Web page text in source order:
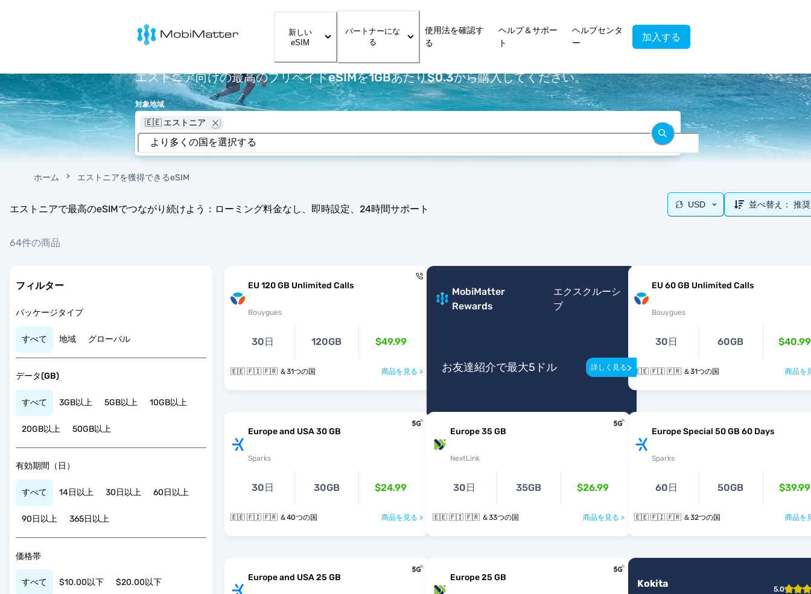
MobiMatter
新しい
eSIM
パートナーにな
る
使用法を確認す
る
ヘルプ＆サポー
ト
ヘルプセンタ
ー
加入する
エストニア向けの最高のプリペイドeSIMを1GBあたり$0.3から購入してください。
対象地域
🇪🇪 エストニア
ホーム エストニアを獲得できるeSIM
エストニアで最高のeSIMでつながり続けよう：ローミング料金なし、即時設定、24時間サポート
64件の商品
USD 並べ替え： 推奨
フィルター
パッケージタイプ
すべて 地域 グローバル
データ(GB)
すべて 3GB以上 5GB以上 10GB以上
20GB以上 50GB以上
有効期間（日）
すべて 14日以上 30日以上 60日以上
90日以上 365日以上
価格帯
すべて $10.00以下 $20.00以下
EU 120 GB Unlimited Calls
Bouygues
30日 120GB $49.99
🇪🇪 🇫🇮 🇫🇷 ＆31つの国 商品を見る >
MobiMatter
Rewards
エクスクルーシ
ブ
お友達紹介で最大5ドル 詳しく見る>
EU 60 GB Unlimited Calls
Bouygues
30日 60GB $40.99
🇪🇪 🇫🇮 🇫🇷 ＆31つの国 商品を
Europe and USA 30 GB
Sparks
30日 30GB $24.99
🇪🇪 🇫🇮 🇫🇷 ＆40つの国 商品を見る >
Europe 35 GB
NextLink
30日 35GB $26.99
🇪🇪 🇫🇮 🇫🇷 ＆33つの国 商品を見る >
Europe Special 50 GB 60 Days
Sparks
60日 50GB $39.99
🇪🇪 🇫🇮 🇫🇷 ＆32つの国 商品を
Europe and USA 25 GB Europe 25 GB
Kokita 5.0